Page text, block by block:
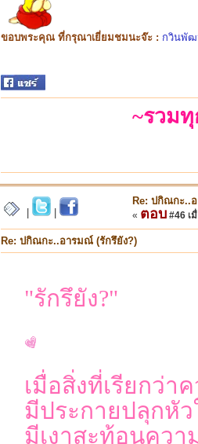
ขอบพระคุณ ที่กรุณาเยี่ยมชมนะจ๊ะ : กวินพั
~รวม
Re: ปกิณกะ..
« ตอบ #46 เ
Re: ปกิณกะ..อารมณ์ (รักรึยัง?)
"รักรึยัง?"
เมื่อสิ่งที่เรียกว่า
มีประกายปลุกหั
มีเงาสะท้อนคว